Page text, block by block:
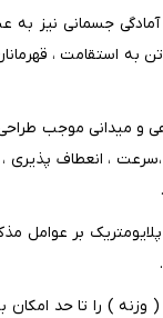
جسمانی نیز
میدانی موجب طراحی
، انعطاف پذیری
بر عوامل
وزنه ) را تا حد